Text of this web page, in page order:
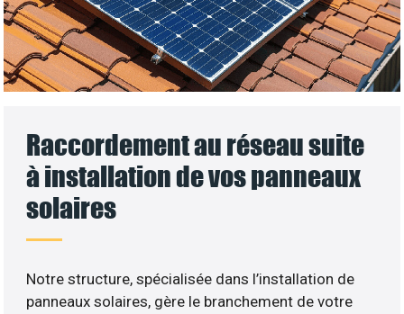
Raccordement au réseau suite
à installation de vos panneaux
solaires
Notre structure, spécialisée dans l’installation de
panneaux solaires, gère le branchement de votre